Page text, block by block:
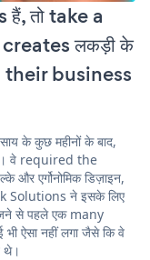
तो take a
creates लकड़ी के
their business
के कुछ महीनों के बाद,
वे required the
एर्गोनोमिक डिज़ाइन,
Solutions ने इसके लिए
से पहले एक many
ऐसा नहीं लगा जैसे कि वे
थे।